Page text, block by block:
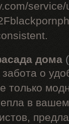
дома
о
только
в